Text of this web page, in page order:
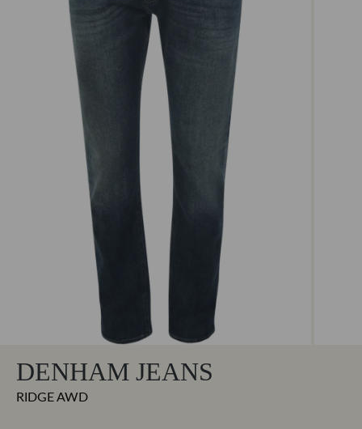
DENHAM JEANS
RIDGE AWD